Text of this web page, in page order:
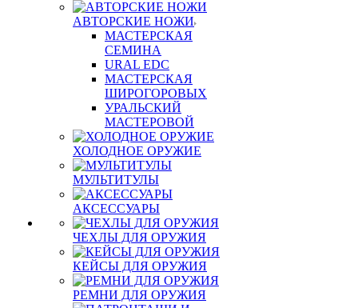
АВТОРСКИЕ НОЖИ
МАСТЕРСКАЯ
СЕМИНА
URAL EDC
МАСТЕРСКАЯ
ШИРОГОРОВЫХ
УРАЛЬСКИЙ
МАСТЕРОВОЙ
ХОЛОДНОЕ ОРУЖИЕ
МУЛЬТИТУЛЫ
АКСЕССУАРЫ
ЧЕХЛЫ ДЛЯ ОРУЖИЯ
КЕЙСЫ ДЛЯ ОРУЖИЯ
РЕМНИ ДЛЯ ОРУЖИЯ